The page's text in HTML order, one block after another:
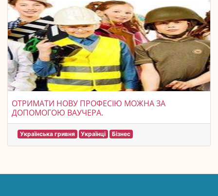
ОТРИМАТИ НОВУ ПРОФЕСІЮ МОЖНА ЗА
ДОПОМОГОЮ ВАУЧЕРА.
Українська гривня Українці Бізнес